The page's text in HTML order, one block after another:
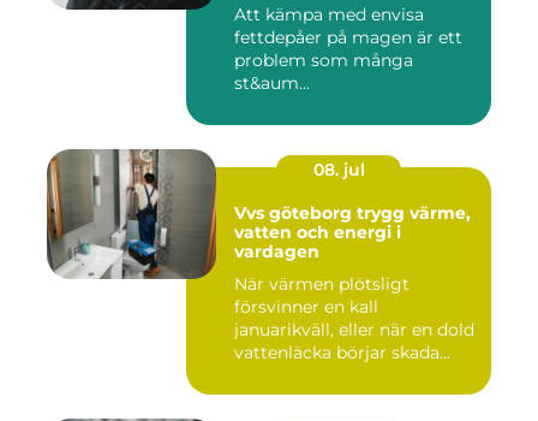
Att kämpa med envisa
fettdepåer på magen är ett
problem som många
st&aum...
08. jul
Vvs göteborg trygg värme,
vatten och energi i
vardagen
När värmen plötsligt
försvinner en kall
januarikväll, eller när en dold
vattenläcka börjar skada